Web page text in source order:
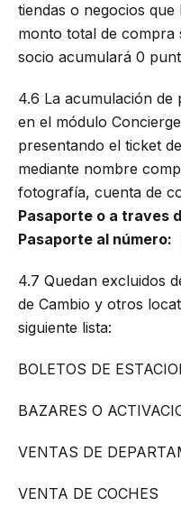
tiendas o negocios
monto total de
socio acumulará 0
4.6 La acumulación
en el módulo
presentando el ticket
mediante nombre
fotografía, cuenta de
Pasaporte o a traves
Pasaporte al número:
4.7 Quedan excluidos
de Cambio y otros
siguiente lista:
BOLETOS DE
BAZARES O
VENTAS DE
VENTA DE COCHES